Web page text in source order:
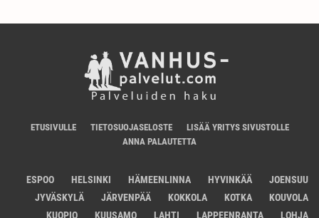
ETUSIVULLE TIETOSUOJASELOSTE
LISÄÄ YRITYS SIVUSTOLLE
ANNA PALAUTETTA
ESPOO HELSINKI HÄMEENLINNA HYVINKÄÄ
JOENSUU
JYVÄSKYLÄ
JÄRVENPÄÄ KOKKOLA KOTKA
KOUVOLA
KUOPIO
KUUSAMO LAHTI LAPPEENRANTA LOHJA